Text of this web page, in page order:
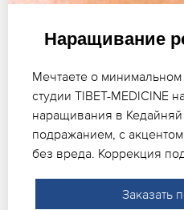
Наращивание
Мечтаете о минимальном
студии TIBET-MEDICINE
наращивания в Кедайняй
подражанием, с
без вреда. Коррекция
Заказать